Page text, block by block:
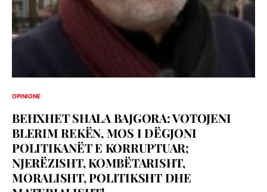
OPINIONE
BEHXHET SHALA BAJGORA: VOTOJENI
BLERIM REKËN, MOS I DËGJONI
POLITIKANËT E KORRUPTUAR;
NJERËZISHT, KOMBËTARISHT,
MORALISHT, POLITIKSHT DHE